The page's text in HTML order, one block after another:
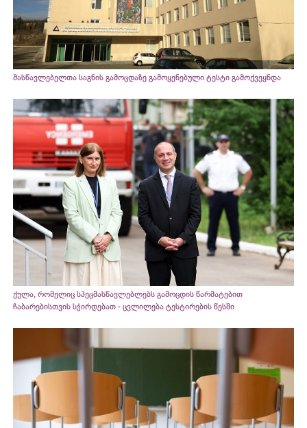
მასწავლებელთა საგნის გამოცდაზე გამოყენებული ტესტი გამოქვეყნდა
ქულა, რომელიც სპეცმასწავლებლებს გამოცდის წარმატებით
ჩაბარებისთვის სჭირდებათ - ცვლილება ტესტირების წესში